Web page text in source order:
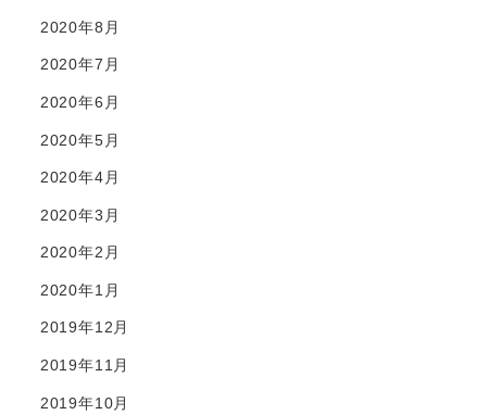
2020年8月
2020年7月
2020年6月
2020年5月
2020年4月
2020年3月
2020年2月
2020年1月
2019年12月
2019年11月
2019年10月